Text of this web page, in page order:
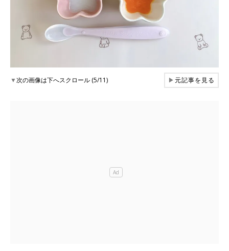
▼次の画像は下へスクロール (5/11) ▶元記事を見る